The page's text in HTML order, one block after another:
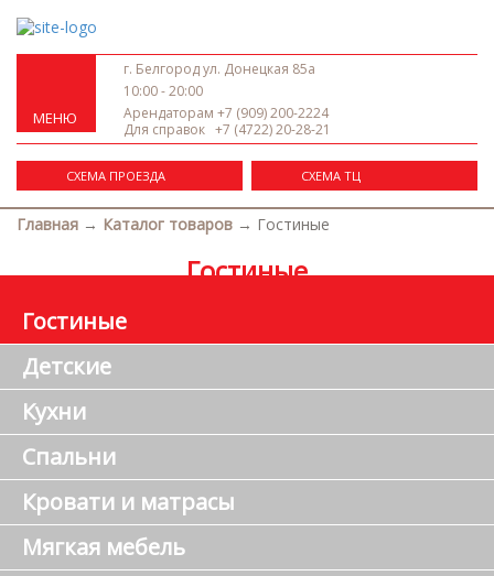
МЕНЮ
г. Белгород ул. Донецкая 85а
10:00 - 20:00
Арендаторам +7 (909) 200-2224
Для справок +7 (4722) 20-28-21
СХЕМА ПРОЕЗДА СХЕМА ТЦ
Главная → Каталог товаров → Гостиные
Гостиные
Гостиные
Детские
Кухни
Спальни
Кровати и матрасы
Мягкая мебель